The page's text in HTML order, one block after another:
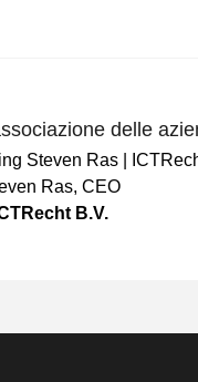
delle
Ras, CEO
B.V.